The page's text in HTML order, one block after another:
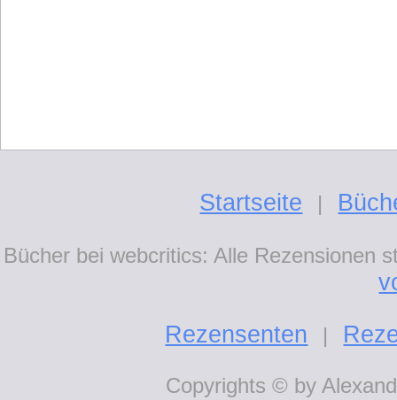
Startseite |
Bücher bei webcritics: Alle Rezensionen
Rezensenten
|
Copyrights © by